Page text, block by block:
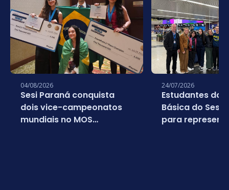
04/08/2026
Sesi Paraná conquista
dois vice-campeonatos
mundiais no MOS
24/07/2026
Estudantes da
Básica do Sesi
para